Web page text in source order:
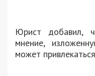
Юрист добавил,
мнение,
может